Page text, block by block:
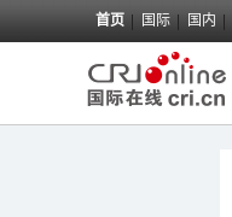
首页 国际 国内